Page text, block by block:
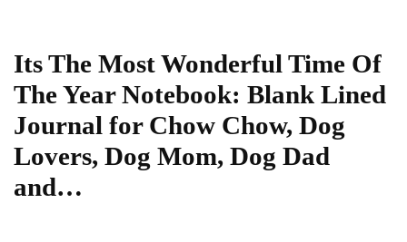
Its The Most Wonderful Time Of
The Year Notebook: Blank Lined
Journal for Chow Chow, Dog
Lovers, Dog Mom, Dog Dad
and…